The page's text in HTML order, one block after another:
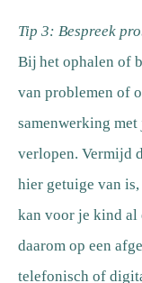
Tip 3: Bespreek
Bij het ophalen of
van problemen of
samenwerking
verlopen. Vermijd
hier getuige van
kan voor je kind al
daarom op een
telefonisch of